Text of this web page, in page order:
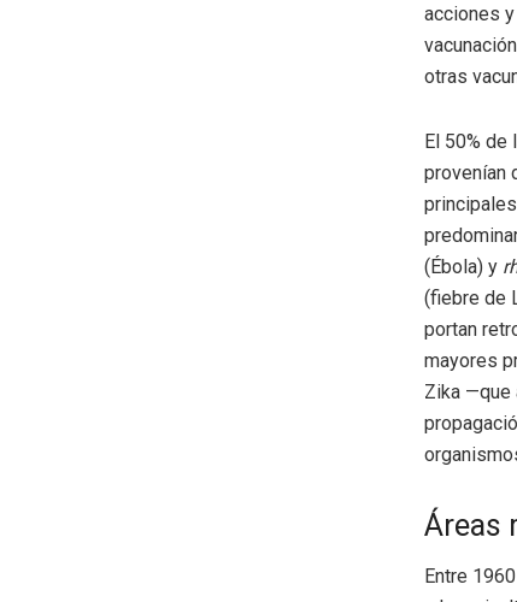
acciones
otras
El 50%
provenían
(Ébola) y
(fiebre de
portan
mayores
Zika —que
Áreas
Entre